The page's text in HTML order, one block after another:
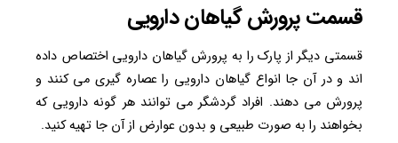
قسمت پرورش گیاهان دارویی
قسمتی دیگر از پارک را به پرورش گیاهان دارویی اختصاص داده
اند و در آن جا انواع گیاهان دارویی را عصاره گیری می کنند و
پرورش می دهند. افراد گردشگر می توانند هر گونه دارویی که
بخواهند را به صورت طبیعی و بدون عوارض از آن جا تهیه کنید.